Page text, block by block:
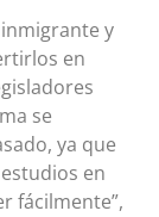
y
en
se
ya que
en
fácilmente”,